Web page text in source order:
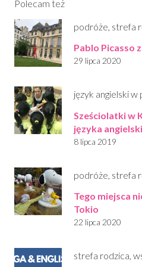
Polecam też
podróże, strefa
Pablo Picasso
29 lipca 2020
język angielski w
Sześciolatki w
języka
8 lipca 2019
podróże strefa
Tego miejsca
Tokio
22 lipca 2020
strefa rodzica